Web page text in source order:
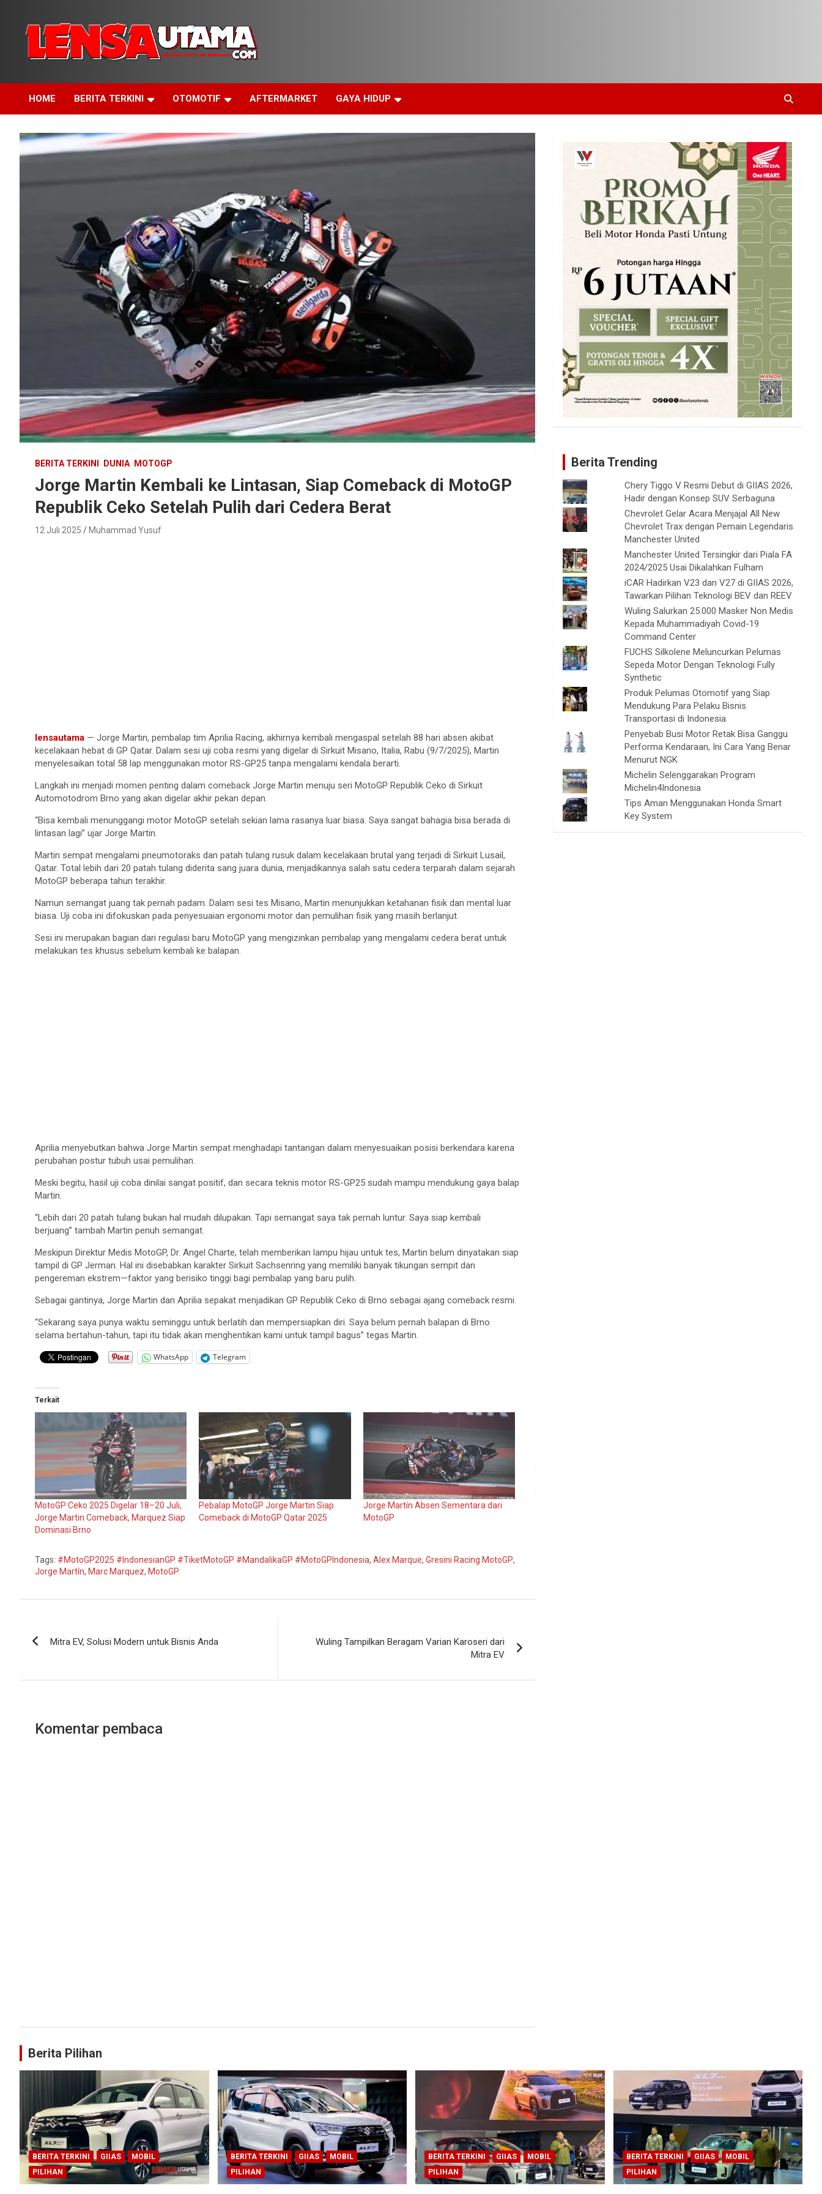
content
LensaUtama
HOME BERITA TERKINI OTOMOTIF AFTERMARKET GAYA HIDUP
BERITA TERKINI DUNIA MOTOGP
Jorge Martin Kembali ke Lintasan, Siap Comeback di MotoGP
Republik Ceko Setelah Pulih dari Cedera Berat
12 Juli 2025 Muhammad Yusuf
lensautama — Jorge Martin, pembalap tim Aprilia Racing, akhirnya kembali mengaspal setelah 88 hari absen akibat
kecelakaan hebat di GP Qatar. Dalam sesi uji coba resmi yang digelar di Sirkuit Misano, Italia, Rabu (9/7/2025), Martin
menyelesaikan total 58 lap menggunakan motor RS-GP25 tanpa mengalami kendala berarti.
Langkah ini menjadi momen penting dalam comeback Jorge Martin menuju seri MotoGP Republik Ceko di Sirkuit
Automotodrom Brno yang akan digelar akhir pekan depan.
“Bisa kembali menunggangi motor MotoGP setelah sekian lama rasanya luar biasa. Saya sangat bahagia bisa berada di
lintasan lagi” ujar Jorge Martin.
Martin sempat mengalami pneumotoraks dan patah tulang rusuk dalam kecelakaan brutal yang terjadi di Sirkuit Lusail,
Qatar. Total lebih dari 20 patah tulang diderita sang juara dunia, menjadikannya salah satu cedera terparah dalam sejarah
MotoGP beberapa tahun terakhir.
Namun semangat juang tak pernah padam. Dalam sesi tes Misano, Martin menunjukkan ketahanan fisik dan mental luar
biasa. Uji coba ini difokuskan pada penyesuaian ergonomi motor dan pemulihan fisik yang masih berlanjut.
Sesi ini merupakan bagian dari regulasi baru MotoGP yang mengizinkan pembalap yang mengalami cedera berat untuk
melakukan tes khusus sebelum kembali ke balapan.
Aprilia menyebutkan bahwa Jorge Martin sempat menghadapi tantangan dalam menyesuaikan posisi berkendara karena
perubahan postur tubuh usai pemulihan.
Meski begitu, hasil uji coba dinilai sangat positif, dan secara teknis motor RS-GP25 sudah mampu mendukung gaya balap
Martin.
“Lebih dari 20 patah tulang bukan hal mudah dilupakan. Tapi semangat saya tak pernah luntur. Saya siap kembali
berjuang” tambah Martin penuh semangat.
Meskipun Direktur Medis MotoGP, Dr. Angel Charte, telah memberikan lampu hijau untuk tes, Martin belum dinyatakan siap
tampil di GP Jerman. Hal ini disebabkan karakter Sirkuit Sachsenring yang memiliki banyak tikungan sempit dan
pengereman ekstrem—faktor yang berisiko tinggi bagi pembalap yang baru pulih.
Sebagai gantinya, Jorge Martin dan Aprilia sepakat menjadikan GP Republik Ceko di Brno sebagai ajang comeback resmi.
“Sekarang saya punya waktu seminggu untuk berlatih dan mempersiapkan diri. Saya belum pernah balapan di Brno
selama bertahun-tahun, tapi itu tidak akan menghentikan kami untuk tampil bagus” tegas Martin.
WhatsApp Telegram
Terkait
MotoGP Ceko 2025 Digelar 18–20 Juli,
Jorge Martin Comeback, Marquez Siap
Dominasi Brno
Pebalap MotoGP Jorge Martin Siap
Comeback di MotoGP Qatar 2025
Jorge Martín Absen Sementara dari
MotoGP
Tags: #MotoGP2025 #IndonesianGP #TiketMotoGP #MandalikaGP #MotoGPIndonesia, Alex Marque, Gresini Racing MotoGP,
Jorge Martín, Marc Marquez, MotoGP
Mitra EV, Solusi Modern untuk Bisnis Anda
Wuling Tampilkan Beragam Varian Karoseri dari
Mitra EV
Komentar pembaca
Berita Trending
Chery Tiggo V Resmi Debut di GIIAS 2026,
Hadir dengan Konsep SUV Serbaguna
Chevrolet Gelar Acara Menjajal All New
Chevrolet Trax dengan Pemain Legendaris
Manchester United
Manchester United Tersingkir dari Piala FA
2024/2025 Usai Dikalahkan Fulham
iCAR Hadirkan V23 dan V27 di GIIAS 2026,
Tawarkan Pilihan Teknologi BEV dan REEV
Wuling Salurkan 25.000 Masker Non Medis
Kepada Muhammadiyah Covid-19
Command Center
FUCHS Silkolene Meluncurkan Pelumas
Sepeda Motor Dengan Teknologi Fully
Synthetic
Produk Pelumas Otomotif yang Siap
Mendukung Para Pelaku Bisnis
Transportasi di Indonesia
Penyebab Busi Motor Retak Bisa Ganggu
Performa Kendaraan, Ini Cara Yang Benar
Menurut NGK
Michelin Selenggarakan Program
Michelin4Indonesia
Tips Aman Menggunakan Honda Smart
Key System
Berita Pilihan
BERITA TERKINI GIIAS
MOBIL
PILIHAN
BERITA TERKINI GIIAS
MOBIL
PILIHAN
BERITA TERKINI GIIAS
MOBIL
PILIHAN
BERITA TERKINI GIIAS
MOBIL
PILIHAN